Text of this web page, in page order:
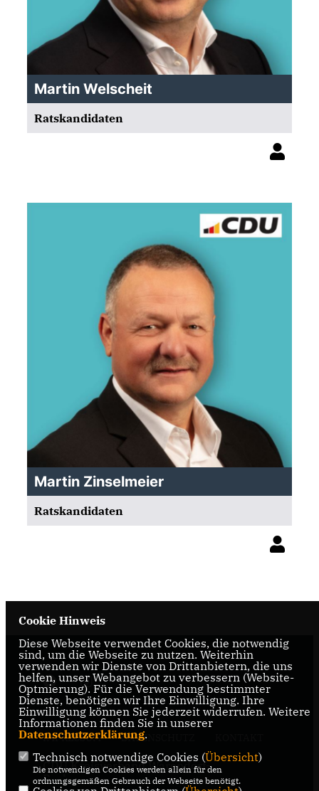
Martin Welscheit
Ratskandidaten
Martin Zinselmeier
Ratskandidaten
IMPRESSUM DATENSCHUTZ
CDU Kreisverband Warendorf-
Beckum
Cookie Hinweis
Diese Webseite verwendet Cookies, die notwendig
sind, um die Webseite zu nutzen. Weiterhin
verwenden wir Dienste von Drittanbietern, die uns
helfen, unser Webangebot zu verbessern (Website-
Optmierung). Für die Verwendung bestimmter
Dienste, benötigen wir Ihre Einwilligung. Ihre
Einwilligung können Sie jederzeit widerrufen. Weitere
Informationen finden Sie in unserer
Datenschutzerklärung.
Technisch notwendige Cookies (Übersicht)
Die notwendigen Cookies werden allein für den
ordnungsgemäßen Gebrauch der Webseite benötigt.